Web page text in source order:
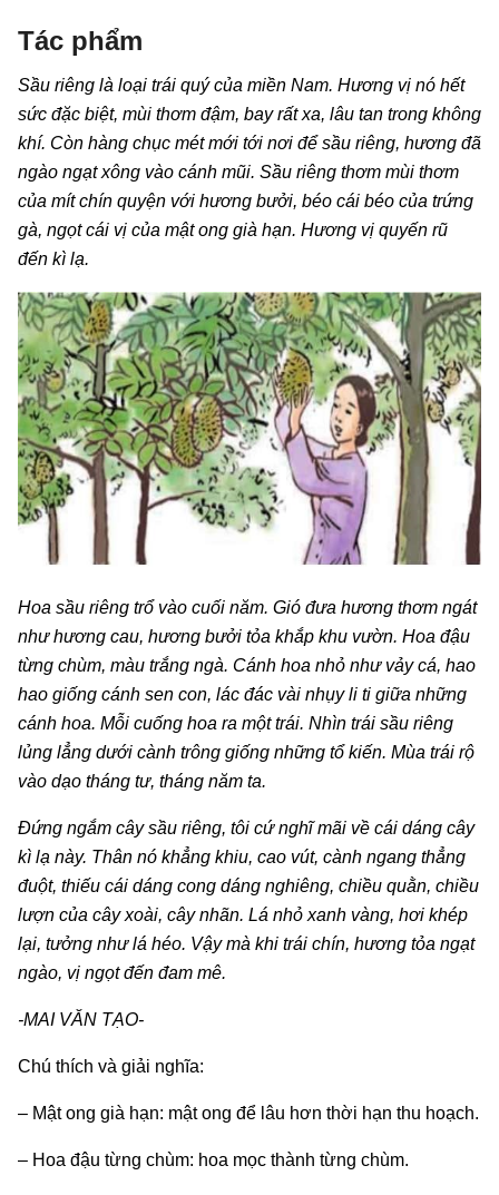
Tác phẩm
Sầu riêng là loại trái quý của miền Nam. Hương vị nó hết
sức đặc biệt, mùi thơm đậm, bay rất xa, lâu tan trong không
khí. Còn hàng chục mét mới tới nơi để sầu riêng, hương đã
ngào ngạt xông vào cánh mũi. Sầu riêng thơm mùi thơm
của mít chín quyện với hương bưởi, béo cái béo của trứng
gà, ngọt cái vị của mật ong già hạn. Hương vị quyến rũ
đến kì lạ.
Hoa sầu riêng trổ vào cuối năm. Gió đưa hương thơm ngát
như hương cau, hương bưởi tỏa khắp khu vườn. Hoa đậu
từng chùm, màu trắng ngà. Cánh hoa nhỏ như vảy cá, hao
hao giống cánh sen con, lác đác vài nhụy li ti giữa những
cánh hoa. Mỗi cuống hoa ra một trái. Nhìn trái sầu riêng
lủng lẳng dưới cành trông giống những tổ kiến. Mùa trái rộ
vào dạo tháng tư, tháng năm ta.
Đứng ngắm cây sầu riêng, tôi cứ nghĩ mãi về cái dáng cây
kì lạ này. Thân nó khẳng khiu, cao vút, cành ngang thẳng
đuột, thiếu cái dáng cong dáng nghiêng, chiều quằn, chiều
lượn của cây xoài, cây nhãn. Lá nhỏ xanh vàng, hơi khép
lại, tưởng như lá héo. Vậy mà khi trái chín, hương tỏa ngạt
ngào, vị ngọt đến đam mê.
-MAI VĂN TẠO-
Chú thích và giải nghĩa:
– Mật ong già hạn: mật ong để lâu hơn thời hạn thu hoạch.
– Hoa đậu từng chùm: hoa mọc thành từng chùm.